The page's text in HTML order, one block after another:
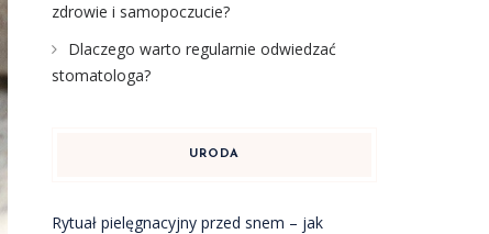
zdrowie i samopoczucie?
Dlaczego warto regularnie odwiedzać
stomatologa?
URODA
Rytuał pielęgnacyjny przed snem – jak